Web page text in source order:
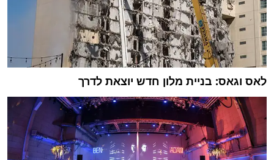
לאס וגאס: בניית מלון חדש יוצאת לדרך